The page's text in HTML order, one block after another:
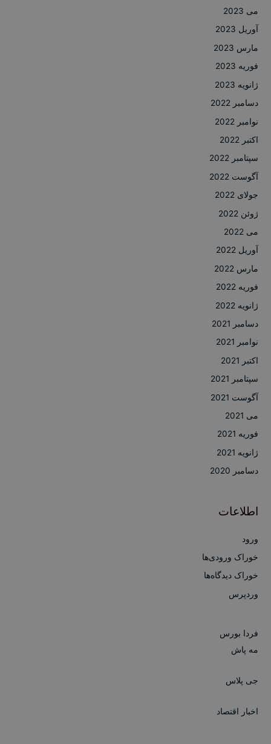
می 2023
آوریل 2023
مارس 2023
فوریه 2023
ژانویه 2023
دسامبر 2022
نوامبر 2022
اکتبر 2022
سپتامبر 2022
آگوست 2022
جولای 2022
ژوئن 2022
می 2022
آوریل 2022
مارس 2022
فوریه 2022
ژانویه 2022
دسامبر 2021
نوامبر 2021
اکتبر 2021
سپتامبر 2021
آگوست 2021
می 2021
فوریه 2021
ژانویه 2021
دسامبر 2020
اطلاعات
ورود
خوراک ورودی‌ها
خوراک دیدگاه‌ها
وردپرس
فردا بورس
مه پاش
جی پلاس
اخبار اقتصاد